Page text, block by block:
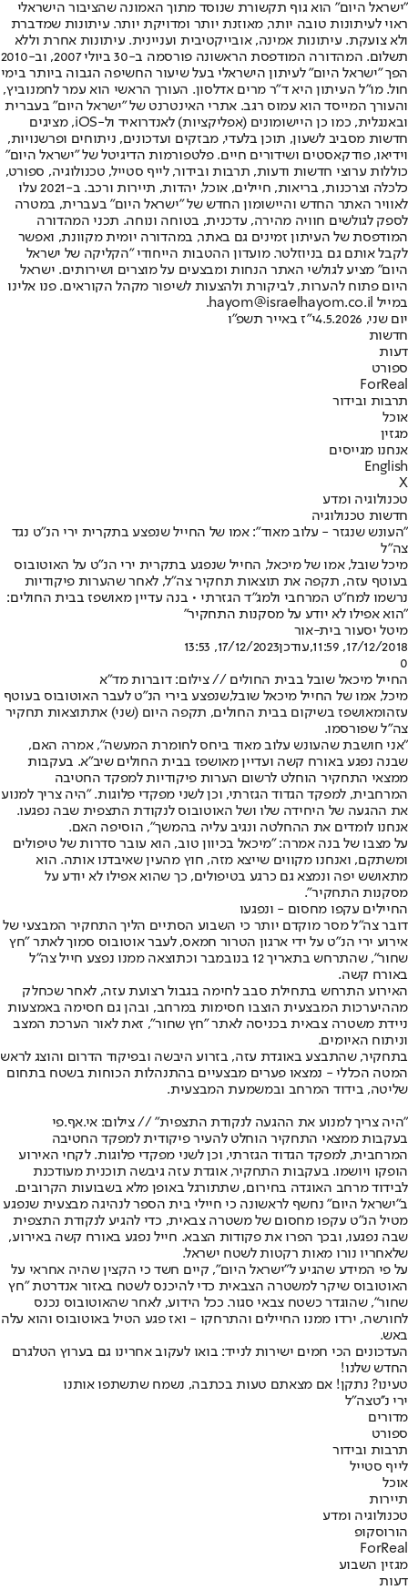
"ישראל היום" הוא גוף תקשורת שנוסד מתוך האמונה שהציבור הישראלי
ראוי לעיתונות טובה יותר, מאוזנת יותר ומדויקת יותר. עיתונות שמדברת
ולא צועקת. עיתונות אמינה, אובייקטיבית ועניינית. עיתונות אחרת וללא
תשלום. המהדורה המודפסת הראשונה פורסמה ב-30 ביולי 2007, וב-2010
הפך "ישראל היום" לעיתון הישראלי בעל שיעור החשיפה הגבוה ביותר בימי
חול. מו"ל העיתון היא ד"ר מרים אדלסון. העורך הראשי הוא עמר לחמנוביץ,
והעורך המייסד הוא עמוס רגב. אתרי האינטרנט של "ישראל היום" בעברית
ובאנגלית, כמו כן היישומונים (אפליקציות) לאנדרואיד ול-iOS, מציגים
חדשות מסביב לשעון, תוכן בלעדי, מבזקים ועדכונים, ניתוחים ופרשנויות,
וידיאו, פודקאסטים ושידורים חיים. פלטפורמות הדיגיטל של "ישראל היום"
כוללות ערוצי חדשות ודעות, תרבות ובידור, לייף סטייל, טכנולוגיה, ספורט,
כלכלה וצרכנות, בריאות, חיילים, אוכל, יהדות, תיירות ורכב. ב-2021 עלו
לאוויר האתר החדש והיישומון החדש של "ישראל היום" בעברית, במטרה
לספק לגולשים חוויה מהירה, עדכנית, בטוחה ונוחה. תכני המהדורה
המודפסת של העיתון זמינים גם באתר, במהדורה יומית מקוונת, ואפשר
לקבל אותם גם בניוזלטר. מועדון ההטבות הייחודי "הקליקה של ישראל
היום" מציע לגולשי האתר הנחות ומבצעים על מוצרים ושירותים. ישראל
היום פתוח להערות, לביקורת ולהצעות לשיפור מקהל הקוראים. פנו אלינו
במייל hayom@israelhayom.co.il.
יום שני, 4.5.2026
י"ז באייר תשפ"ו
חדשות
דעות
ספורט
ForReal
תרבות ובידור
אוכל
מגזין
אנחנו מגייסים
English
X
טכנולוגיה ומדע
חדשות טכנולוגיה
"העונש שנגזר - עלוב מאוד": אמו של החייל שנפצע בתקרית ירי הנ"ט נגד
צה"ל
מיכל שובל, אמו של מיכאל, החייל שנפגע בתקרית ירי הנ"ט על האוטובוס
בעוטף עזה, תקפה את תוצאות תחקיר צה"ל, לאחר שהערות פיקודיות
נרשמו למח"ט המרחבי ולמג"ד הגזרתי • בנה עדיין מאושפז בבית החולים:
"הוא אפילו לא יודע על מסקנות התחקיר"
מיטל יסעור בית-אור
17/12/2018, 11:59
,עודכן17/12/2023, 13:53
0
החייל מיכאל שובל בבית החולים // צילום: דוברות מד"א
מיכל, אמו של החייל מיכאל שובל,שנפצע בירי הנ"ט לעבר האוטובוס בעוטף
עזהומאושפז בשיקום בבית החולים, תקפה היום (שני) אתתוצאות תחקיר
צה"ל שפורסמו.
"אני חושבת שהעונש עלוב מאוד ביחס לחומרת המעשה", אמרה האם,
שבנה נפגע באורח קשה ועדיין מאושפז בבית החולים שיב"א. בעקבות
ממצאי התחקיר הוחלט לרשום הערות פיקודיות למפקד החטיבה
המרחבית, למפקד הגדוד הגזרתי, וכן לשני מפקדי פלוגות. "היה צריך למנוע
את ההגעה של היחידה שלו ושל האוטובוס לנקודת התצפית שבה נפגעו.
אנחנו לומדים את ההחלטה ונגיב עליה בהמשך", הוסיפה האם.
על מצבו של בנה אמרה: "מיכאל בכיוון טוב, הוא עובר סדרות של טיפולים
ומשתקם, ואנחנו מקווים שייצא מזה, חוץ מהעין שאיבדנו אותה. הוא
מתאושש יפה ונמצא גם כרגע בטיפולים, כך שהוא אפילו לא יודע על
מסקנות התחקיר".
החיילים עקפו מחסום - ונפגעו
דובר צה"ל מסר מוקדם יותר כי השבוע הסתיים הליך התחקיר המבצעי של
אירוע ירי הנ"ט על ידי ארגון הטרור חמאס, לעבר אוטובוס סמוך לאתר "חץ
שחור", שהתרחש בתאריך 12 בנובמבר וכתוצאה ממנו נפצע חייל צה"ל
באורח קשה.
האירוע התרחש בתחילת סבב לחימה בגבול רצועת עזה, לאחר שכחלק
מההיערכות המבצעית הוצבו חסימות במרחב, ובהן גם חסימה באמצעות
ניידת משטרה צבאית בכניסה לאתר "חץ שחור", זאת לאור הערכת המצב
וניתוח האיומים.
בתחקיר, שהתבצע באוגדת עזה, בזרוע היבשה ובפיקוד הדרום והוצג לראש
המטה הכללי - נמצאו פערים מבצעיים בהתנהלות הכוחות בשטח בתחום
שליטה, בידוד המרחב ובמשמעת המבצעית.
"היה צריך למנוע את ההגעה לנקודת התצפית" // צילום: אי.אף.פי
בעקבות ממצאי התחקיר הוחלט להעיר פיקודית למפקד החטיבה
המרחבית, למפקד הגדוד הגזרתי, וכן לשני מפקדי פלוגות. לקחי האירוע
הופקו ויושמו. בעקבות התחקיר, אוגדת עזה גיבשה תוכנית מעודכנת
לבידוד מרחב האוגדה בחירום, שתתורגל באופן מלא בשבועות הקרובים.
ב"ישראל היום" נחשף לראשונה כי חיילי בית הספר לנהיגה מבצעית שנפגע
מטיל הנ"ט עקפו מחסום של משטרה צבאית, כדי להגיע לנקודת התצפית
שבה נפגעו, ובכך הפרו את פקודות הצבא. חייל נפגע באורח קשה באירוע,
שלאחריו נורו מאות רקטות לשטח ישראל.
על פי המידע שהגיע ל"ישראל היום", קיים חשד כי הקצין שהיה אחראי על
האוטובוס שיקר למשטרה הצבאית כדי להיכנס לשטח באזור אנדרטת "חץ
שחור", שהוגדר כשטח צבאי סגור. ככל הידוע, לאחר שהאוטובוס נכנס
לחורשה, ירדו ממנו החיילים והתרחקו - ואז פגע הטיל באוטובוס והוא עלה
באש.
העדכונים הכי חמים ישירות לנייד: בואו לעקוב אחרינו גם בערוץ הטלגרם
החדש שלנו!
טעינו? נתקן! אם מצאתם טעות בכתבה, נשמח שתשתפו אותנו
ירי נ''טצה"ל
מדורים
ספורט
תרבות ובידור
לייף סטייל
אוכל
תיירות
טכנולוגיה ומדע
הורוסקופ
ForReal
מגזין השבוע
דעות